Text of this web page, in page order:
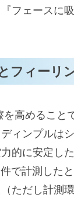
フェースに
フィーリ
高めること
ィンプルは
的に安定し
で計測した
ただし計測